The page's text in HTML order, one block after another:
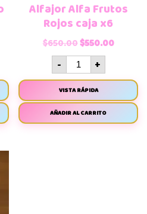
Alfajor Alfa Frutos
Rojos caja x6
$650.00$550.00
- +
VISTA RÁPIDA
AÑADIR AL CARRITO